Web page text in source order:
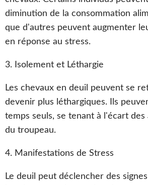
diminution de la consommation
que d'autres peuvent augmenter
en réponse au stress.
3. Isolement et Léthargie
Les chevaux en deuil peuvent se
devenir plus léthargiques. Ils
temps seuls, se tenant à l'écart
du troupeau.
4. Manifestations de Stress
Le deuil peut déclencher des